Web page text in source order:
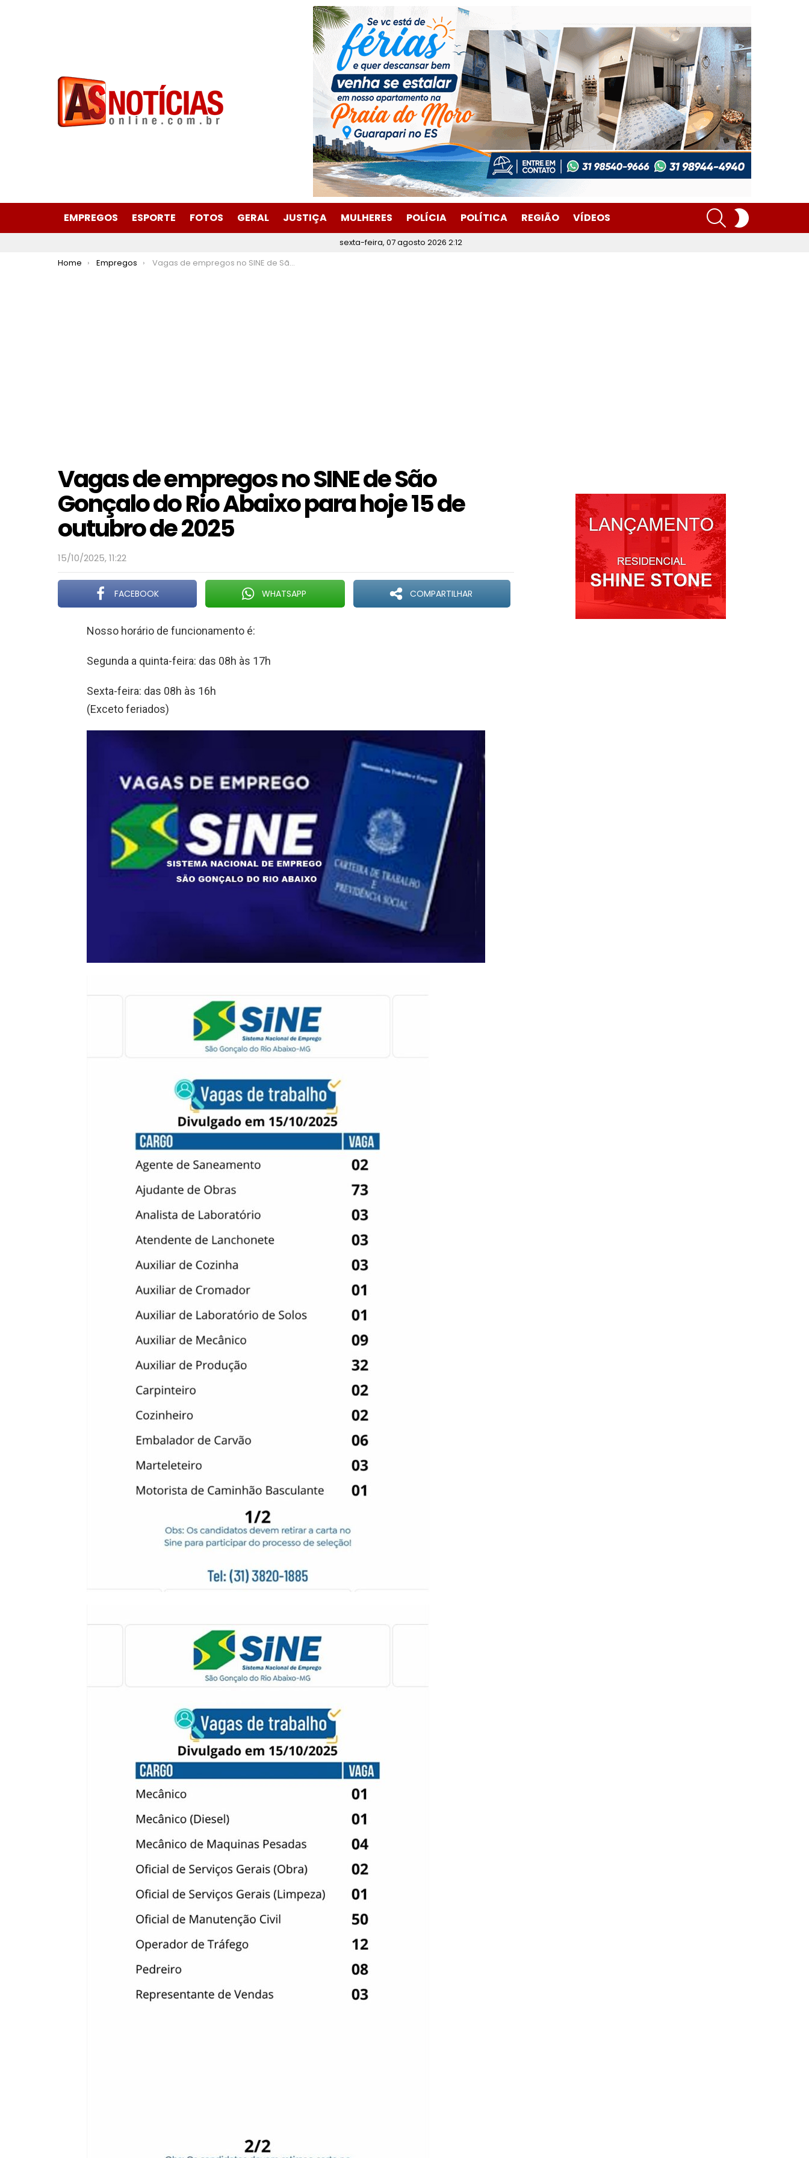
EMPREGOS ESPORTE FOTOS GERAL JUSTIÇA MULHERES POLÍCIA POLÍTICA REGIÃO VÍDEOS
SEARCH
sexta-feira, 07 agosto 2026 2:12
You are here:
Home Empregos Vagas de empregos no SINE de São Gonçalo do Rio Abaixo para hoje 15 de outubro de 2025
Vagas de empregos no SINE de São
Gonçalo do Rio Abaixo para hoje 15 de
outubro de 2025
15/10/2025, 11:22
FACEBOOK WHATSAPP COMPARTILHAR
Nosso horário de funcionamento é:
Segunda a quinta-feira: das 08h às 17h
Sexta-feira: das 08h às 16h
(Exceto feriados)